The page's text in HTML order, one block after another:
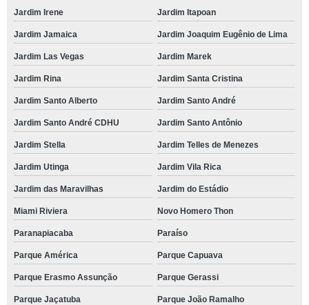
Jardim Irene Jardim Itapoan
Jardim Jamaica Jardim Joaquim Eugênio de Lima
Jardim Las Vegas Jardim Marek
Jardim Rina Jardim Santa Cristina
Jardim Santo Alberto Jardim Santo André
Jardim Santo André CDHU Jardim Santo Antônio
Jardim Stella Jardim Telles de Menezes
Jardim Utinga Jardim Vila Rica
Jardim das Maravilhas Jardim do Estádio
Miami Riviera Novo Homero Thon
Paranapiacaba Paraíso
Parque América Parque Capuava
Parque Erasmo Assunção Parque Gerassi
Parque Jaçatuba Parque João Ramalho